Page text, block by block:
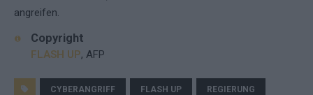
angreifen.
Copyright
FLASH UP, AFP
CYBERANGRIFF FLASH UP REGIERUNG